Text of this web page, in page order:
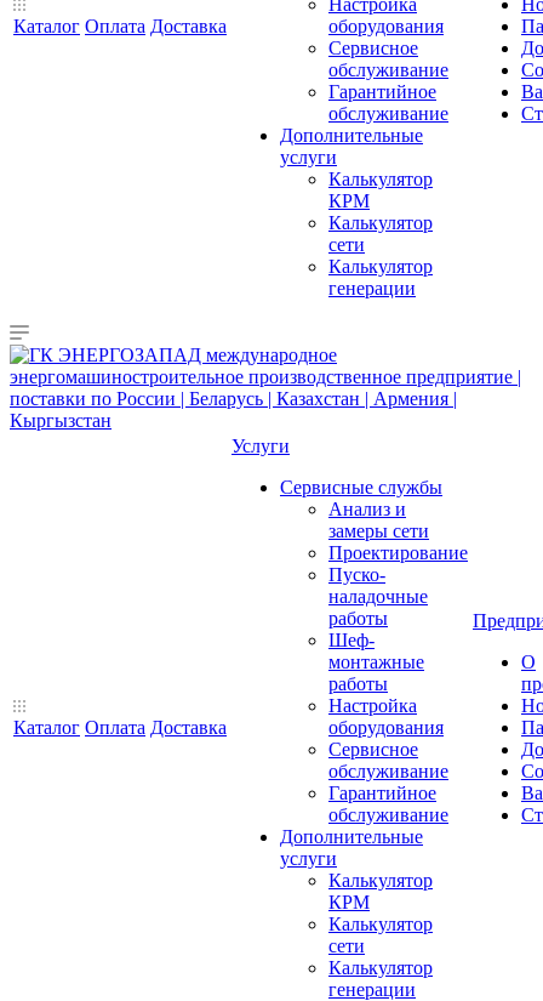
Каталог Оплата Доставка
Настройка
оборудования
Сервисное
обслуживание
Гарантийное
обслуживание
Дополнительные
услуги
Калькулятор
КРМ
Калькулятор
сети
Калькулятор
генерации
Каталог Оплата Доставка
Услуги
Сервисные службы
Анализ и
замеры сети
Проектирование
Пуско-
наладочные
работы
Шеф-
монтажные
работы
Настройка
оборудования
Сервисное
обслуживание
Гарантийное
обслуживание
Дополнительные
услуги
Калькулятор
КРМ
Калькулятор
сети
Калькулятор
генерации
О